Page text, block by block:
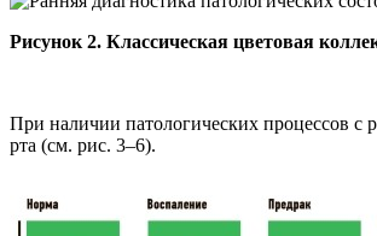
Рисунок 2. Классическая цветовая
При наличии патологических процессов с
рта (см. рис. 3–6).